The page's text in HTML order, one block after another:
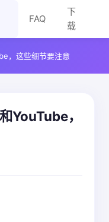
FAQ
下
载
，这些细节要注意
YouTube，